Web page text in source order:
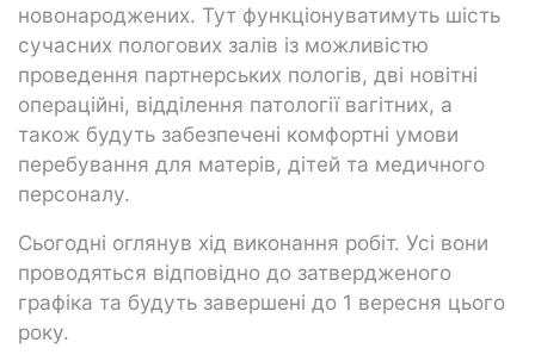
новонароджених. Тут функціонуватимуть шість
сучасних пологових залів із можливістю
проведення партнерських пологів, дві новітні
операційні, відділення патології вагітних, а
також будуть забезпечені комфортні умови
перебування для матерів, дітей та медичного
персоналу.
Сьогодні оглянув хід виконання робіт. Усі вони
проводяться відповідно до затвердженого
графіка та будуть завершені до 1 вересня цього
року.